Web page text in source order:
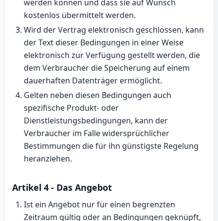
werden können und dass sie auf Wunsch
kostenlos übermittelt werden.
Wird der Vertrag elektronisch geschlossen, kann
der Text dieser Bedingungen in einer Weise
elektronisch zur Verfügung gestellt werden, die
dem Verbraucher die Speicherung auf einem
dauerhaften Datenträger ermöglicht.
Gelten neben diesen Bedingungen auch
spezifische Produkt- oder
Dienstleistungsbedingungen, kann der
Verbraucher im Falle widersprüchlicher
Bestimmungen die für ihn günstigste Regelung
heranziehen.
Artikel 4 - Das Angebot
Ist ein Angebot nur für einen begrenzten
Zeitraum gültig oder an Bedingungen geknüpft,